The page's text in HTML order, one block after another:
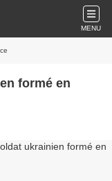
MENU
formé en